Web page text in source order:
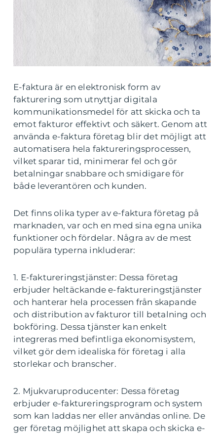
E-faktura är en elektronisk form av
fakturering som utnyttjar digitala
kommunikationsmedel för att skicka och ta
emot fakturor effektivt och säkert. Genom att
använda e-faktura företag blir det möjligt att
automatisera hela faktureringsprocessen,
vilket sparar tid, minimerar fel och gör
betalningar snabbare och smidigare för
både leverantören och kunden.
Det finns olika typer av e-faktura företag på
marknaden, var och en med sina egna unika
funktioner och fördelar. Några av de mest
populära typerna inkluderar:
1. E-faktureringstjänster: Dessa företag
erbjuder heltäckande e-faktureringstjänster
och hanterar hela processen från skapande
och distribution av fakturor till betalning och
bokföring. Dessa tjänster kan enkelt
integreras med befintliga ekonomisystem,
vilket gör dem idealiska för företag i alla
storlekar och branscher.
2. Mjukvaruproducenter: Dessa företag
erbjuder e-faktureringsprogram och system
som kan laddas ner eller användas online. De
ger företag möjlighet att skapa och skicka e-